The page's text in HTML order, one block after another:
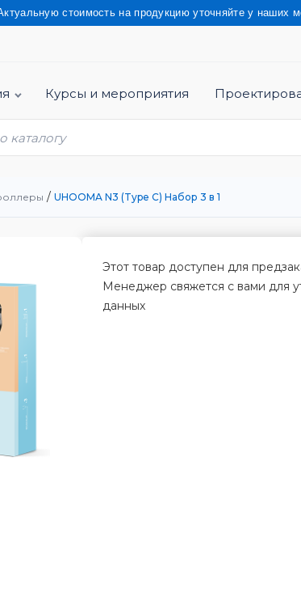
стоимость на продукцию уточняйте у наших
Курсы и мероприятия
/ UHOOMA N3 (Type C) Набор 3 в 1
Этот товар доступен для
Менеджер свяжется с вами для
данных